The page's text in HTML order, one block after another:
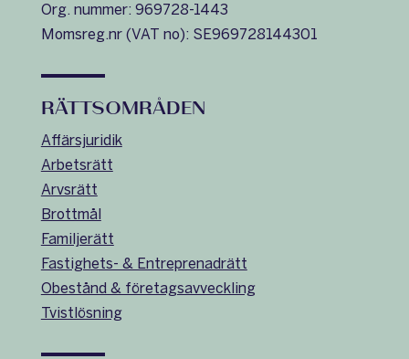
Org. nummer: 969728-1443
Momsreg.nr (VAT no): SE969728144301
RÄTTSOMRÅDEN
Affärsjuridik
Arbetsrätt
Arvsrätt
Brottmål
Familjerätt
Fastighets- & Entreprenadrätt
Obestånd & företagsavveckling
Tvistlösning